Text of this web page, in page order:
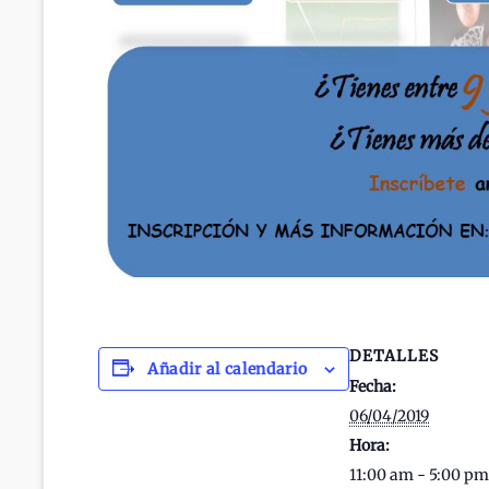
Añadir al calendario
DETALLES
Fecha:
06/04/2019
Hora:
11:00 am - 5:00 pm